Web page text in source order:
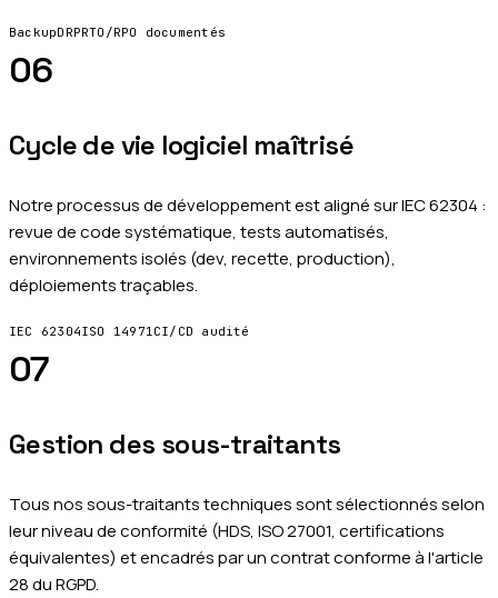
BackupDRPRTO/RPO documentés
06
Cycle de vie logiciel maîtrisé
Notre processus de développement est aligné sur IEC 62304 :
revue de code systématique, tests automatisés,
environnements isolés (dev, recette, production),
déploiements traçables.
IEC 62304ISO 14971CI/CD audité
07
Gestion des sous-traitants
Tous nos sous-traitants techniques sont sélectionnés selon
leur niveau de conformité (HDS, ISO 27001, certifications
équivalentes) et encadrés par un contrat conforme à l'article
28 du RGPD.